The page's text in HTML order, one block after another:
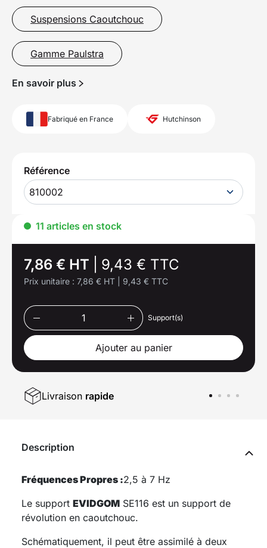
Suspensions Caoutchouc
Gamme Paulstra
En savoir plus
Fabriqué en France Hutchinson
Référence
810002
11 articles en stock
7,86 € HT 9,43 € TTC
Prix unitaire : 7,86 € HT 9,43 € TTC
Support(s)
Ajouter au panier
Livraison rapide
Description
Fréquences Propres :2,5 à 7 Hz
Le support EVIDGOM SE116 est un support de
révolution en caoutchouc.
Schématiquement, il peut être assimilé à deux